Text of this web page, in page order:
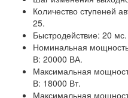
Количество ступеней
25.
Быстродействие: 20 мс.
Номинальная
В: 20000 ВА.
Максимальная
В: 18000 Вт.
Максимальная